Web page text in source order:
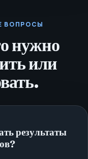
ВОПРОСЫ
нужно
или
результаты